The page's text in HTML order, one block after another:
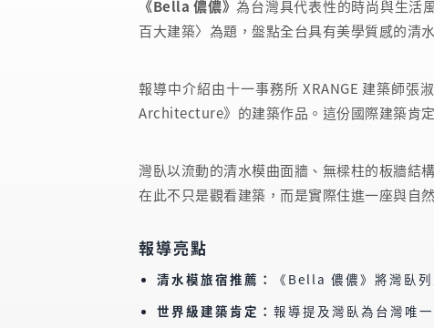
《Bella 儂儂》 為台灣具代表性的時尚與生活
百大建築〉為題，盤點全台具有美學質感的清
報導中介紹由十一事務所 XRANGE 建築師
Architecture》的建築作品。這份國際建築肯
灣臥以流動的清水模曲面牆、無樑柱的板牆結
在此不只是觀看建築，而是實際住進一座與自
報導亮點
清水模旅宿推薦：
《Bella 儂儂》將灣臥
世界級建築肯定： 報導提及灣臥為台灣